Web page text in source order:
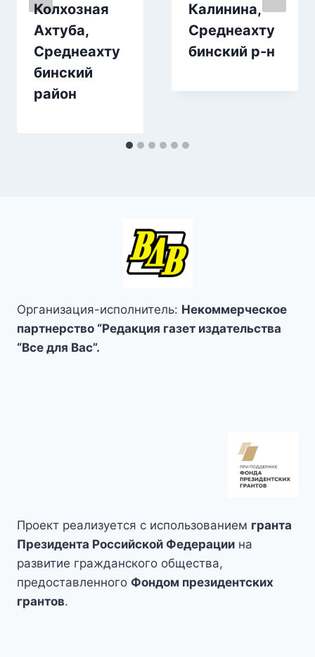
Колхозная
Ахтуба,
Среднеахту
бинский
район
Калинина,
Среднеахту
бинский р-н
Организация-исполнитель: Некоммерческое
партнерство “Редакция газет издательства
“Все для Вас”.
Проект реализуется с использованием гранта
Президента Российской Федерации на
развитие гражданского общества,
предоставленного Фондом президентских
грантов.